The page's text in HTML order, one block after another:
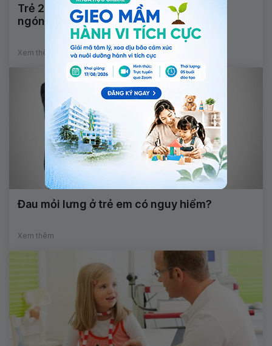
Trẻ 2 tháng tuổi không duỗi thẳng được
ngón cái là dấu hiệu bệnh gì?
Xem thêm
Đau mỏi lưng ở trẻ em có nguy hiểm?
Xem thêm